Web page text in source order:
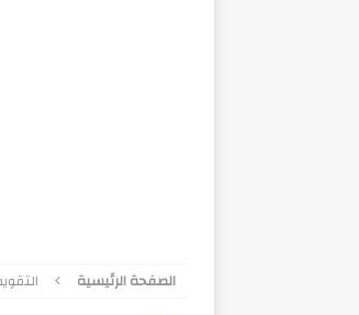
الصفحة الرئيسية